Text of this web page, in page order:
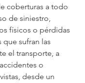
coberturas a todo
de siniestro,
físicos o pérdidas
que sufran las
el transporte, a
o
desde un